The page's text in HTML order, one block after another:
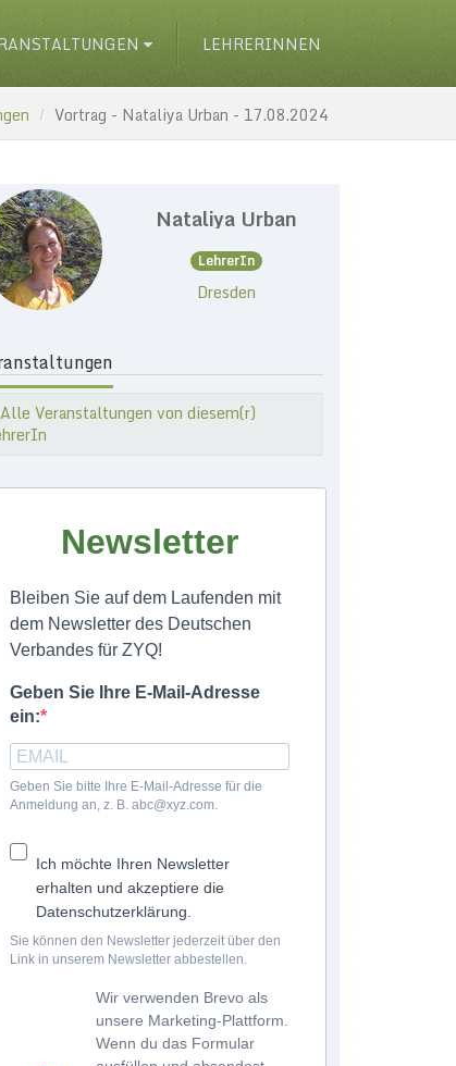
LEHRERINNEN
Vortrag - Nataliya Urban - 17.08.2024
Nataliya Urban
LehrerIn
Dresden
Alle Veranstaltungen von diesem(r)
Newsletter
Bleiben Sie auf dem Laufenden mit
dem Newsletter des Deutschen
Verbandes für ZYQ!
Geben Sie Ihre E-Mail-Adresse
ein:
Geben Sie bitte Ihre E-Mail-Adresse für die
Anmeldung an, z. B. abc@xyz.com.
Ich möchte Ihren Newsletter
erhalten und akzeptiere die
Datenschutzerklärung.
Sie können den Newsletter jederzeit über den
Link in unserem Newsletter abbestellen.
Wir verwenden Brevo als
unsere Marketing-Plattform.
Wenn du das Formular